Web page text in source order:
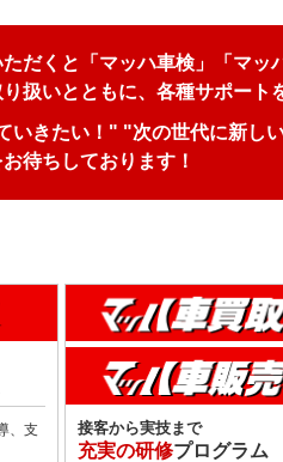
だくと「マッハ車検」「マ
扱いとともに、各種サポート
いきたい！" "次の世代に新し
待ちしております！
、支
接客から実技まで
充実の研修プログラム